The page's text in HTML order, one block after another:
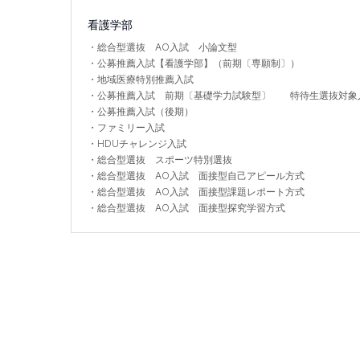
看護学部
・ 総合型選抜 AO入試 小論文型
・ 公募推薦入試【看護学部】（前期〔専願制〕）
・ 地域医療特別推薦入試
・ 公募推薦入試 前期〔基礎学力試験型〕 特待生選抜対象
・ 公募推薦入試（後期）
・ ファミリー入試
・ HDUチャレンジ入試
・ 総合型選抜 スポーツ特別選抜
・ 総合型選抜 AO入試 面接型自己アピール方式
・ 総合型選抜 AO入試 面接型課題レポート方式
・ 総合型選抜 AO入試 面接型探究学習方式